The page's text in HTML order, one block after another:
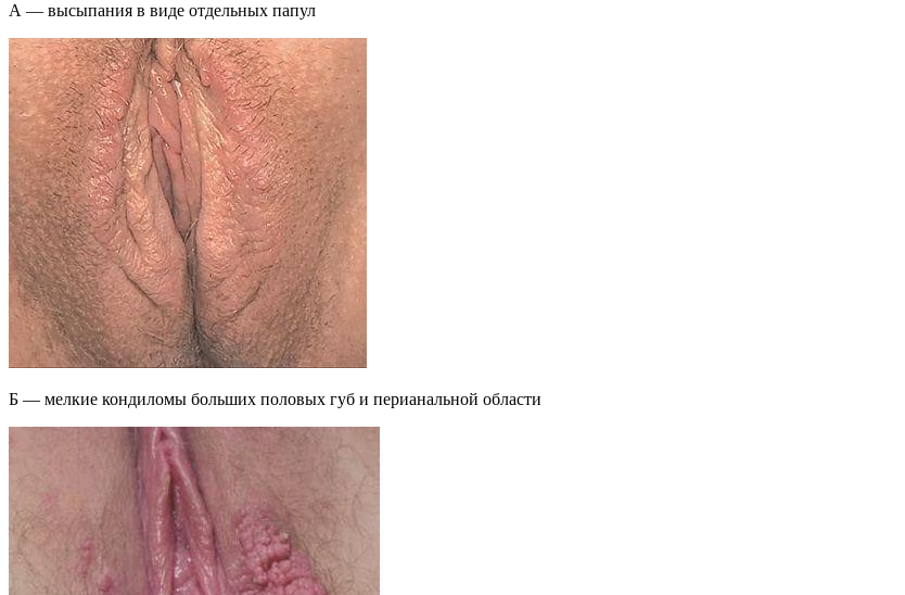
А — высыпания в виде отдельных папул
Б — мелкие кондиломы больших половых губ и перианальной области